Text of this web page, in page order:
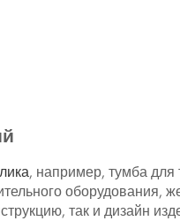
, например, тумба
оборудования,
так и дизайн